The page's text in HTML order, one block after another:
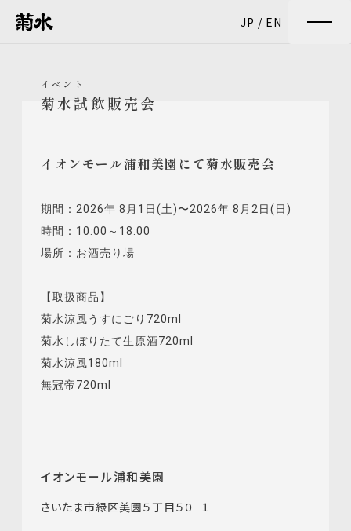
JP / EN
イベント
菊水試飲販売会
イオンモール浦和美園にて菊水販売会
期間：2026年 8月1日(土)〜2026年 8月2日(日)
時間：10:00～18:00
場所：お酒売り場
【取扱商品】
菊水涼風うすにごり720ml
菊水しぼりたて生原酒720ml
菊水涼風180ml
無冠帝720ml
イオンモール浦和美園
さいたま市緑区美園５丁目５０−１